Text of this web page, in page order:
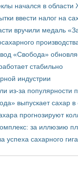
начался в области
ввести налог на
вручили медаль
«Свобода»
стабильно
индустрии
из-за популярности
выпускает сахар в
прогнозируют
за иллюзию
сахарного